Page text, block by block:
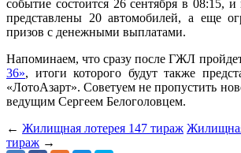
событие состоится 26 сентября в 08:15,
представлены 20 автомобилей, а еще
призов с денежными выплатами.
Напоминаем, что сразу после ГЖЛ
36», итоги которого будут также
«ЛотоАзарт». Советуем не пропустить
ведущим Сергеем Белоголовцем.
← Жилищная лотерея 147 тираж
тираж →